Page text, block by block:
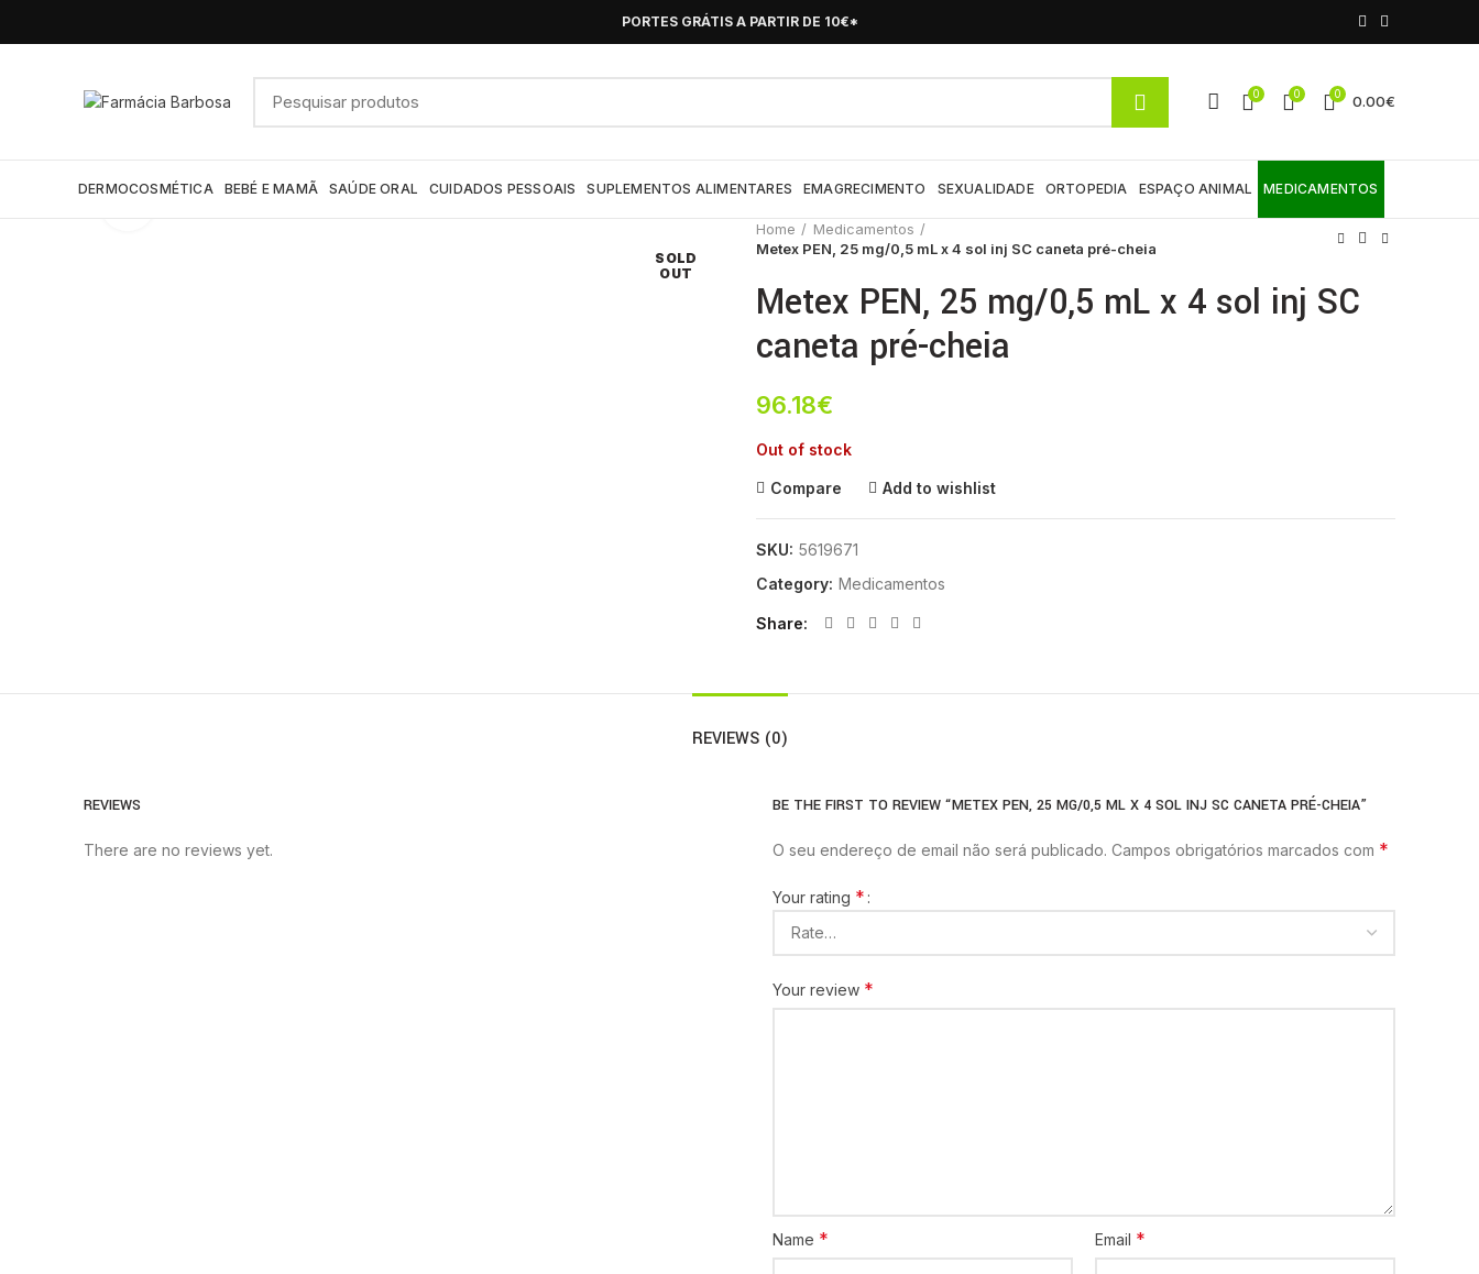
PORTES GRÁTIS A PARTIR DE 10€*
0 0 0 0.00€
DERMOCOSMÉTICA BEBÉ E MAMÃ SAÚDE ORAL CUIDADOS PESSOAIS SUPLEMENTOS ALIMENTARES EMAGRECIMENTO SEXUALIDADE ORTOPEDIA ESPAÇO ANIMAL MEDICAMENTOS
SOLD
OUT
Home
Medicamentos
Metex PEN, 25 mg/0,5 mL x 4 sol inj SC caneta pré-cheia
Metex PEN, 25 mg/0,5 mL x 4 sol inj SC
caneta pré-cheia
96.18€
Out of stock
Compare Add to wishlist
SKU: 5619671
Category: Medicamentos
Share
REVIEWS (0)
REVIEWS
There are no reviews yet.
BE THE FIRST TO REVIEW “METEX PEN, 25 MG/0,5 ML X 4 SOL INJ SC CANETA PRÉ-CHEIA”
O seu endereço de email não será publicado. Campos obrigatórios marcados com *
Your rating *
Your review *
Name * Email *